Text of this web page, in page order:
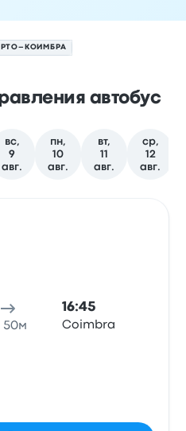
автобус
вс,
9
авг.
пн,
10
авг.
вт,
11
авг.
ср,
12
авг.
50м
16:45
Coimbra